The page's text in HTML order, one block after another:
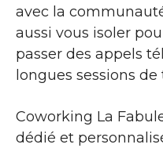
avec la
aussi vous isoler
passer des appels
longues sessions de
Coworking La
dédié et